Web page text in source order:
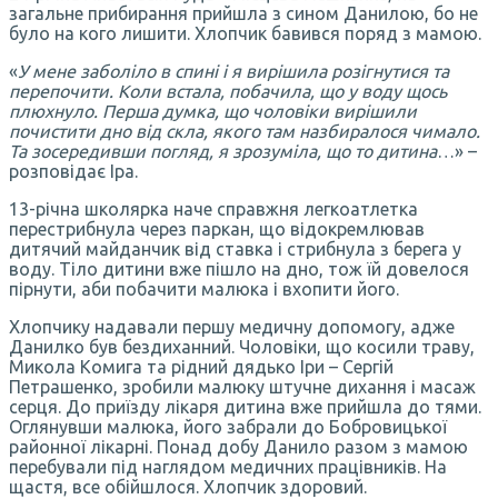
загальне прибирання прийшла з сином Данилою, бо не
було на кого лишити. Хлопчик бавився поряд з мамою.
«У мене заболіло в спині і я вирішила розігнутися та
перепочити. Коли встала, побачила, що у воду щось
плюхнуло. Перша думка, що чоловіки вирішили
почистити дно від скла, якого там назбиралося чимало.
Та зосередивши погляд, я зрозуміла, що то дитина…» –
розповідає Іра.
13-річна школярка наче справжня легкоатлетка
перестрибнула через паркан, що відокремлював
дитячий майданчик від ставка і стрибнула з берега у
воду. Тіло дитини вже пішло на дно, тож їй довелося
пірнути, аби побачити малюка і вхопити його.
Хлопчику надавали першу медичну допомогу, адже
Данилко був бездиханний. Чоловіки, що косили траву,
Микола Комига та рідний дядько Іри – Сергій
Петрашенко, зробили малюку штучне дихання і масаж
серця. До приїзду лікаря дитина вже прийшла до тями.
Оглянувши малюка, його забрали до Бобровицької
районної лікарні. Понад добу Данило разом з мамою
перебували під наглядом медичних працівників. На
щастя, все обійшлося. Хлопчик здоровий.